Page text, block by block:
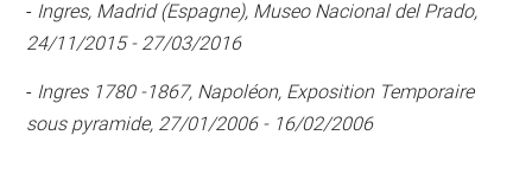
- Ingres, Madrid (Espagne), Museo Nacional del Prado,
24/11/2015 - 27/03/2016
- Ingres 1780 -1867, Napoléon, Exposition Temporaire
sous pyramide, 27/01/2006 - 16/02/2006